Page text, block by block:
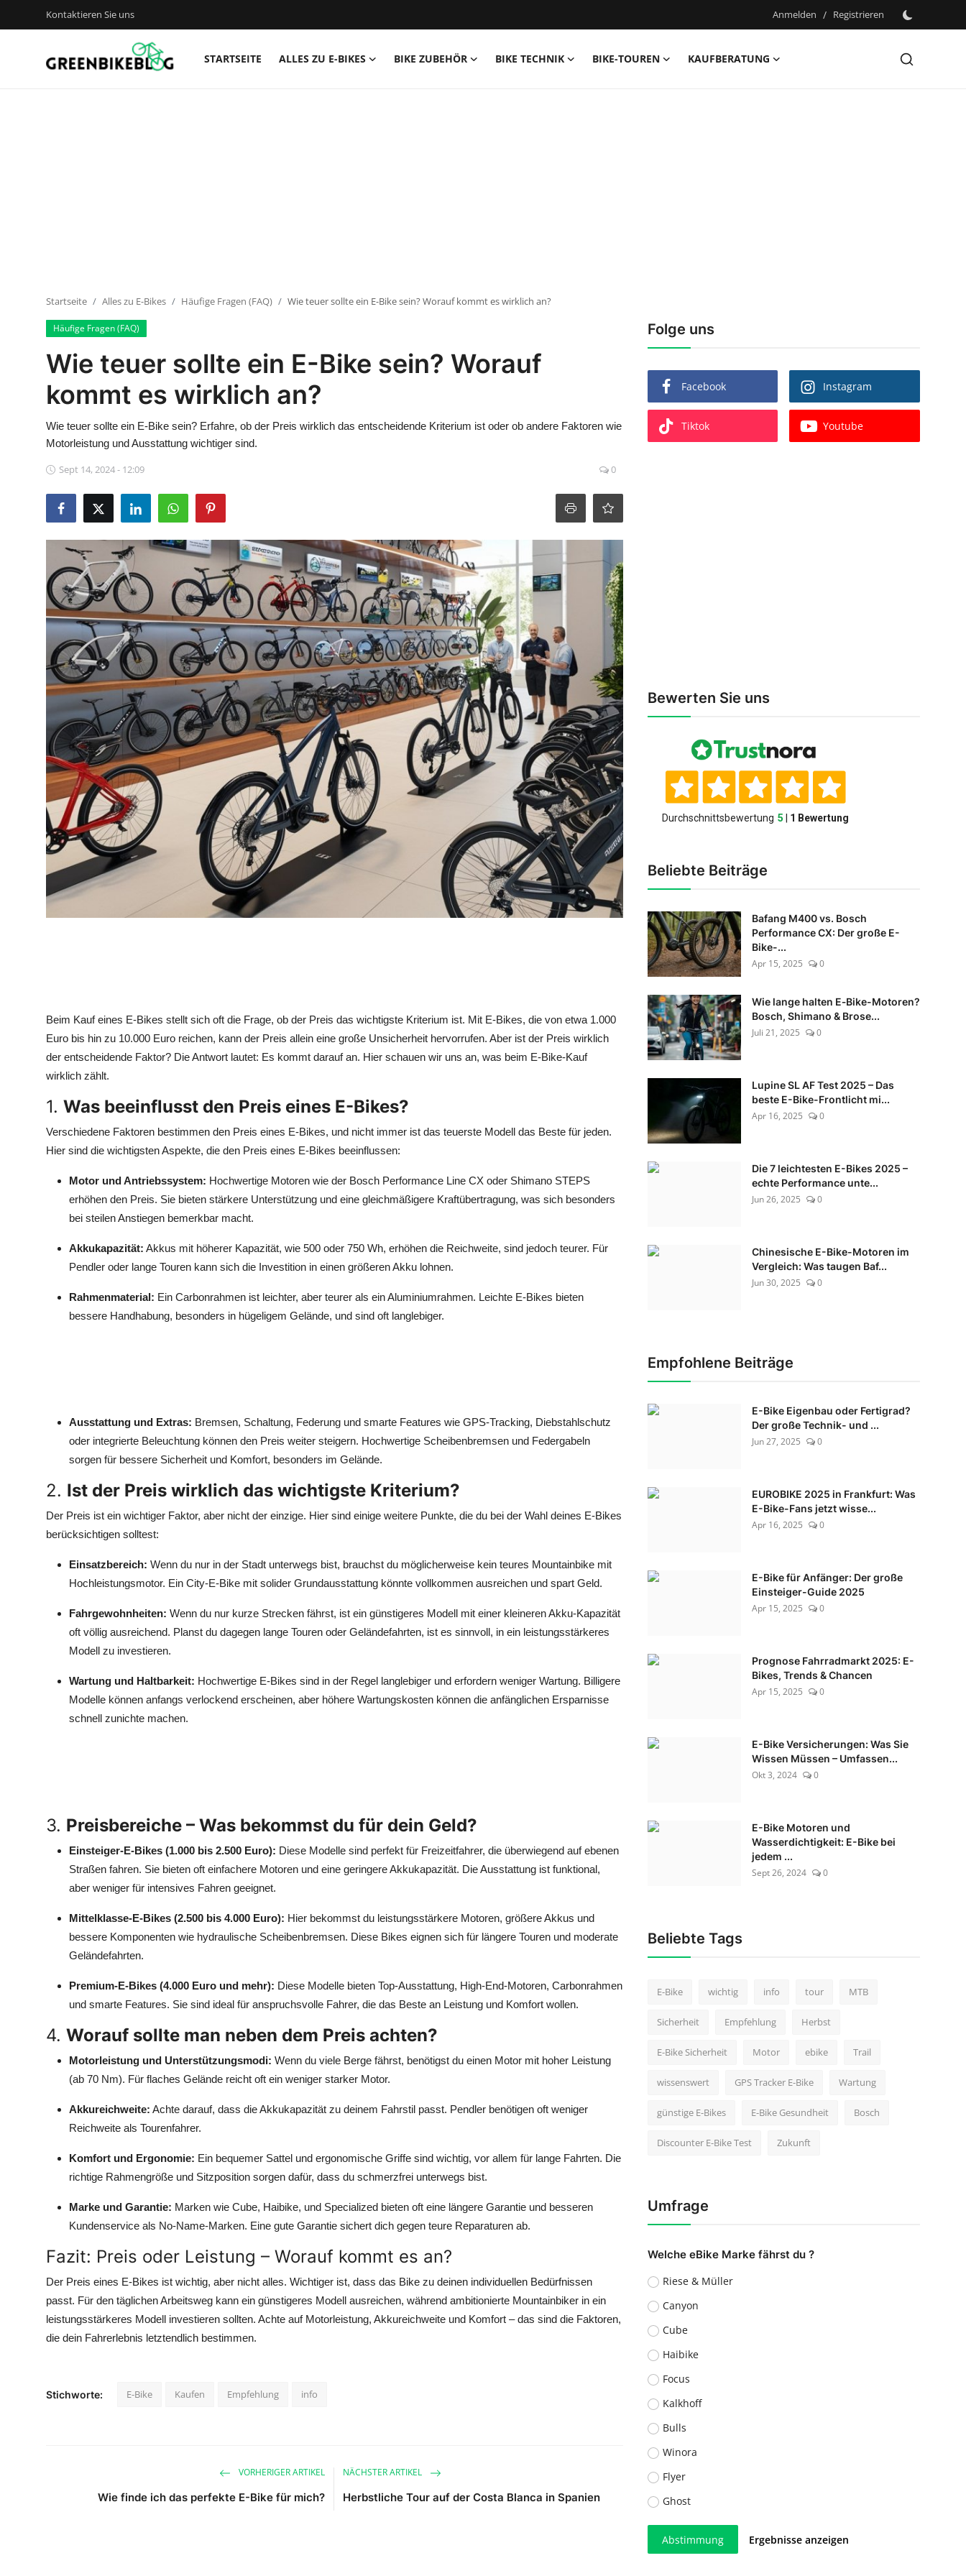
Kontaktieren Sie uns Anmelden / Registrieren
STARTSEITE ALLES ZU E-BIKES BIKE ZUBEHÖR BIKE TECHNIK BIKE-TOUREN KAUFBERATUNG
Startseite Alles zu E-Bikes Häufige Fragen (FAQ) Wie teuer sollte ein E-Bike sein? Worauf kommt es wirklich an?
Häufige Fragen (FAQ)
Wie teuer sollte ein E-Bike sein? Worauf
kommt es wirklich an?
Wie teuer sollte ein E-Bike sein? Erfahre, ob der Preis wirklich das entscheidende Kriterium ist oder ob andere Faktoren wie
Motorleistung und Ausstattung wichtiger sind.
Sept 14, 2024 - 12:09 0
Beim Kauf eines E-Bikes stellt sich oft die Frage, ob der Preis das wichtigste Kriterium ist. Mit E-Bikes, die von etwa 1.000
Euro bis hin zu 10.000 Euro reichen, kann der Preis allein eine große Unsicherheit hervorrufen. Aber ist der Preis wirklich
der entscheidende Faktor? Die Antwort lautet: Es kommt darauf an. Hier schauen wir uns an, was beim E-Bike-Kauf
wirklich zählt.
1. Was beeinflusst den Preis eines E-Bikes?
Verschiedene Faktoren bestimmen den Preis eines E-Bikes, und nicht immer ist das teuerste Modell das Beste für jeden.
Hier sind die wichtigsten Aspekte, die den Preis eines E-Bikes beeinflussen:
Motor und Antriebssystem: Hochwertige Motoren wie der Bosch Performance Line CX oder Shimano STEPS
erhöhen den Preis. Sie bieten stärkere Unterstützung und eine gleichmäßigere Kraftübertragung, was sich besonders
bei steilen Anstiegen bemerkbar macht.
Akkukapazität: Akkus mit höherer Kapazität, wie 500 oder 750 Wh, erhöhen die Reichweite, sind jedoch teurer. Für
Pendler oder lange Touren kann sich die Investition in einen größeren Akku lohnen.
Rahmenmaterial: Ein Carbonrahmen ist leichter, aber teurer als ein Aluminiumrahmen. Leichte E-Bikes bieten
bessere Handhabung, besonders in hügeligem Gelände, und sind oft langlebiger.
Ausstattung und Extras: Bremsen, Schaltung, Federung und smarte Features wie GPS-Tracking, Diebstahlschutz
oder integrierte Beleuchtung können den Preis weiter steigern. Hochwertige Scheibenbremsen und Federgabeln
sorgen für bessere Sicherheit und Komfort, besonders im Gelände.
2. Ist der Preis wirklich das wichtigste Kriterium?
Der Preis ist ein wichtiger Faktor, aber nicht der einzige. Hier sind einige weitere Punkte, die du bei der Wahl deines E-Bikes
berücksichtigen solltest:
Einsatzbereich: Wenn du nur in der Stadt unterwegs bist, brauchst du möglicherweise kein teures Mountainbike mit
Hochleistungsmotor. Ein City-E-Bike mit solider Grundausstattung könnte vollkommen ausreichen und spart Geld.
Fahrgewohnheiten: Wenn du nur kurze Strecken fährst, ist ein günstigeres Modell mit einer kleineren Akku-Kapazität
oft völlig ausreichend. Planst du dagegen lange Touren oder Geländefahrten, ist es sinnvoll, in ein leistungsstärkeres
Modell zu investieren.
Wartung und Haltbarkeit: Hochwertige E-Bikes sind in der Regel langlebiger und erfordern weniger Wartung. Billigere
Modelle können anfangs verlockend erscheinen, aber höhere Wartungskosten können die anfänglichen Ersparnisse
schnell zunichte machen.
3. Preisbereiche – Was bekommst du für dein Geld?
Einsteiger-E-Bikes (1.000 bis 2.500 Euro): Diese Modelle sind perfekt für Freizeitfahrer, die überwiegend auf ebenen
Straßen fahren. Sie bieten oft einfachere Motoren und eine geringere Akkukapazität. Die Ausstattung ist funktional,
aber weniger für intensives Fahren geeignet.
Mittelklasse-E-Bikes (2.500 bis 4.000 Euro): Hier bekommst du leistungsstärkere Motoren, größere Akkus und
bessere Komponenten wie hydraulische Scheibenbremsen. Diese Bikes eignen sich für längere Touren und moderate
Geländefahrten.
Premium-E-Bikes (4.000 Euro und mehr): Diese Modelle bieten Top-Ausstattung, High-End-Motoren, Carbonrahmen
und smarte Features. Sie sind ideal für anspruchsvolle Fahrer, die das Beste an Leistung und Komfort wollen.
4. Worauf sollte man neben dem Preis achten?
Motorleistung und Unterstützungsmodi: Wenn du viele Berge fährst, benötigst du einen Motor mit hoher Leistung
(ab 70 Nm). Für flaches Gelände reicht oft ein weniger starker Motor.
Akkureichweite: Achte darauf, dass die Akkukapazität zu deinem Fahrstil passt. Pendler benötigen oft weniger
Reichweite als Tourenfahrer.
Komfort und Ergonomie: Ein bequemer Sattel und ergonomische Griffe sind wichtig, vor allem für lange Fahrten. Die
richtige Rahmengröße und Sitzposition sorgen dafür, dass du schmerzfrei unterwegs bist.
Marke und Garantie: Marken wie Cube, Haibike, und Specialized bieten oft eine längere Garantie und besseren
Kundenservice als No-Name-Marken. Eine gute Garantie sichert dich gegen teure Reparaturen ab.
Fazit: Preis oder Leistung – Worauf kommt es an?
Der Preis eines E-Bikes ist wichtig, aber nicht alles. Wichtiger ist, dass das Bike zu deinen individuellen Bedürfnissen
passt. Für den täglichen Arbeitsweg kann ein günstigeres Modell ausreichen, während ambitionierte Mountainbiker in ein
leistungsstärkeres Modell investieren sollten. Achte auf Motorleistung, Akkureichweite und Komfort – das sind die Faktoren,
die dein Fahrerlebnis letztendlich bestimmen.
Stichworte: E-Bike Kaufen Empfehlung info
VORHERIGER ARTIKEL
Wie finde ich das perfekte E-Bike für mich?
NÄCHSTER ARTIKEL
Herbstliche Tour auf der Costa Blanca in Spanien
Folge uns
Facebook Instagram
Tiktok Youtube
Bewerten Sie uns
Beliebte Beiträge
Bafang M400 vs. Bosch
Performance CX: Der große E-
Bike-...
Apr 15, 2025
0
Wie lange halten E‑Bike-Motoren?
Bosch, Shimano & Brose...
Juli 21, 2025
0
Lupine SL AF Test 2025 – Das
beste E-Bike-Frontlicht mi...
Apr 16, 2025
0
Die 7 leichtesten E-Bikes 2025 –
echte Performance unte...
Jun 26, 2025
0
Chinesische E-Bike-Motoren im
Vergleich: Was taugen Baf...
Jun 30, 2025
0
Empfohlene Beiträge
E-Bike Eigenbau oder Fertigrad?
Der große Technik- und ...
Jun 27, 2025
0
EUROBIKE 2025 in Frankfurt: Was
E-Bike-Fans jetzt wisse...
Apr 16, 2025
0
E-Bike für Anfänger: Der große
Einsteiger-Guide 2025
Apr 15, 2025
0
Prognose Fahrradmarkt 2025: E-
Bikes, Trends & Chancen
Apr 15, 2025
0
E-Bike Versicherungen: Was Sie
Wissen Müssen – Umfassen...
Okt 3, 2024
0
E-Bike Motoren und
Wasserdichtigkeit: E-Bike bei
jedem ...
Sept 26, 2024
0
Beliebte Tags
E-Bike wichtig info tour MTB
Sicherheit Empfehlung Herbst
E-Bike Sicherheit Motor ebike Trail
wissenswert GPS Tracker E-Bike Wartung
günstige E-Bikes E-Bike Gesundheit Bosch
Discounter E-Bike Test Zukunft
Umfrage
Welche eBike Marke fährst du ?
Riese & Müller
Canyon
Cube
Haibike
Focus
Kalkhoff
Bulls
Winora
Flyer
Ghost
Abstimmung Ergebnisse anzeigen